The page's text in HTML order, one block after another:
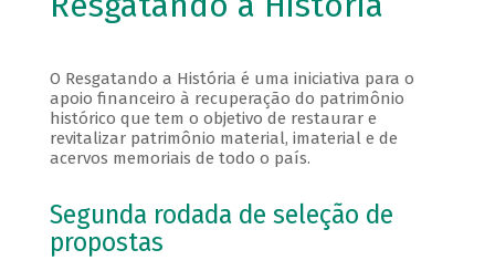
O Resgatando a História é uma iniciativa para o
apoio financeiro à recuperação do patrimônio
histórico que tem o objetivo de restaurar e
revitalizar patrimônio material, imaterial e de
acervos memoriais de todo o país.
Segunda rodada de seleção de
propostas